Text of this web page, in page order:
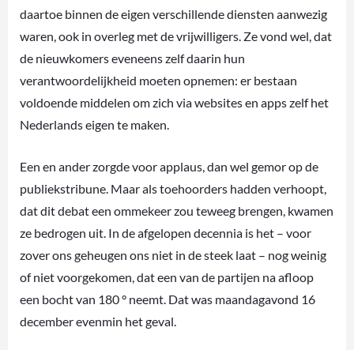
daartoe binnen de eigen verschillende diensten aanwezig
waren, ook in overleg met de vrijwilligers. Ze vond wel, dat
de nieuwkomers eveneens zelf daarin hun
verantwoordelijkheid moeten opnemen: er bestaan
voldoende middelen om zich via websites en apps zelf het
Nederlands eigen te maken.
Een en ander zorgde voor applaus, dan wel gemor op de
publiekstribune. Maar als toehoorders hadden verhoopt,
dat dit debat een ommekeer zou teweeg brengen, kwamen
ze bedrogen uit. In de afgelopen decennia is het – voor
zover ons geheugen ons niet in de steek laat – nog weinig
of niet voorgekomen, dat een van de partijen na afloop
een bocht van 180 ° neemt. Dat was maandagavond 16
december evenmin het geval.